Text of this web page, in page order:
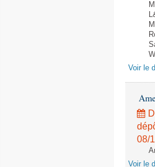
Voir le
08/
Voir le